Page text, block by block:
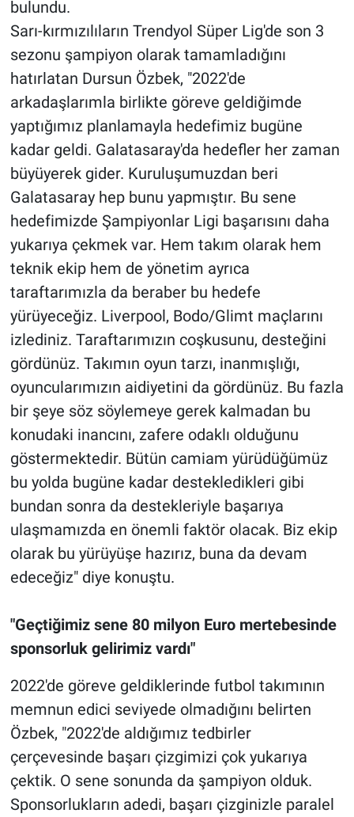
bulundu.
Sarı-kırmızılıların Trendyol Süper Lig'de son 3
sezonu şampiyon olarak tamamladığını
hatırlatan Dursun Özbek, "2022'de
arkadaşlarımla birlikte göreve geldiğimde
yaptığımız planlamayla hedefimiz bugüne
kadar geldi. Galatasaray'da hedefler her zaman
büyüyerek gider. Kuruluşumuzdan beri
Galatasaray hep bunu yapmıştır. Bu sene
hedefimizde Şampiyonlar Ligi başarısını daha
yukarıya çekmek var. Hem takım olarak hem
teknik ekip hem de yönetim ayrıca
taraftarımızla da beraber bu hedefe
yürüyeceğiz. Liverpool, Bodo/Glimt maçlarını
izlediniz. Taraftarımızın coşkusunu, desteğini
gördünüz. Takımın oyun tarzı, inanmışlığı,
oyuncularımızın aidiyetini da gördünüz. Bu fazla
bir şeye söz söylemeye gerek kalmadan bu
konudaki inancını, zafere odaklı olduğunu
göstermektedir. Bütün camiam yürüdüğümüz
bu yolda bugüne kadar destekledikleri gibi
bundan sonra da destekleriyle başarıya
ulaşmamızda en önemli faktör olacak. Biz ekip
olarak bu yürüyüşe hazırız, buna da devam
edeceğiz" diye konuştu.
"Geçtiğimiz sene 80 milyon Euro mertebesinde
sponsorluk gelirimiz vardı"
2022'de göreve geldiklerinde futbol takımının
memnun edici seviyede olmadığını belirten
Özbek, "2022'de aldığımız tedbirler
çerçevesinde başarı çizgimizi çok yukarıya
çektik. O sene sonunda da şampiyon olduk.
Sponsorlukların adedi, başarı çizginizle paralel